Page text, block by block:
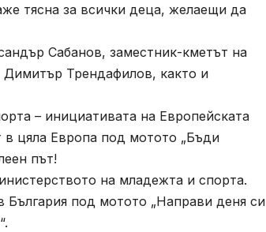
тясна за всички деца, желаещи да
Сабанов, заместник-кметът на
Димитър Трендафилов, както и
– инициативата на Европейската
в цяла Европа под мотото „Бъди
път!
на младежта и спорта.
България под мотото „Направи деня си